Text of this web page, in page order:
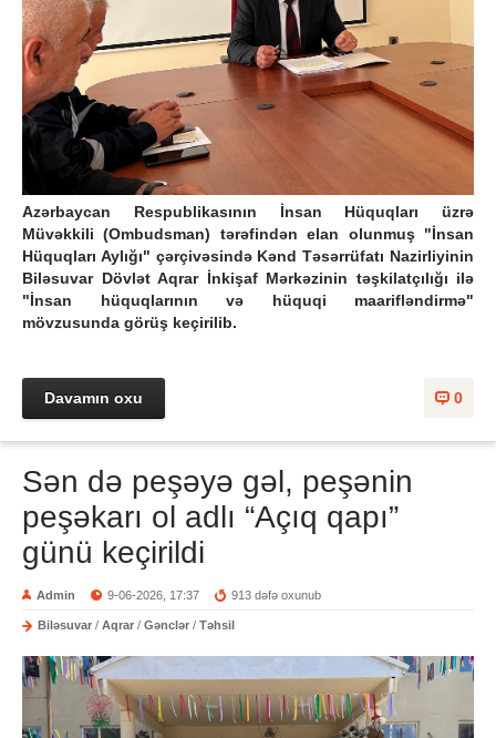
Azərbaycan Respublikasının İnsan Hüquqları üzrə
Müvəkkili (Ombudsman) tərəfindən elan olunmuş "İnsan
Hüquqları Aylığı" çərçivəsində Kənd Təsərrüfatı Nazirliyinin
Biləsuvar Dövlət Aqrar İnkişaf Mərkəzinin təşkilatçılığı ilə
"İnsan hüquqlarının və hüquqi maarifləndirmə"
mövzusunda görüş keçirilib.
0
Davamın oxu
Sən də peşəyə gəl, peşənin
peşəkarı ol adlı “Açıq qapı”
günü keçirildi
Admin 9-06-2026, 17:37 913 dəfə oxunub
Biləsuvar / Aqrar / Gənclər / Təhsil